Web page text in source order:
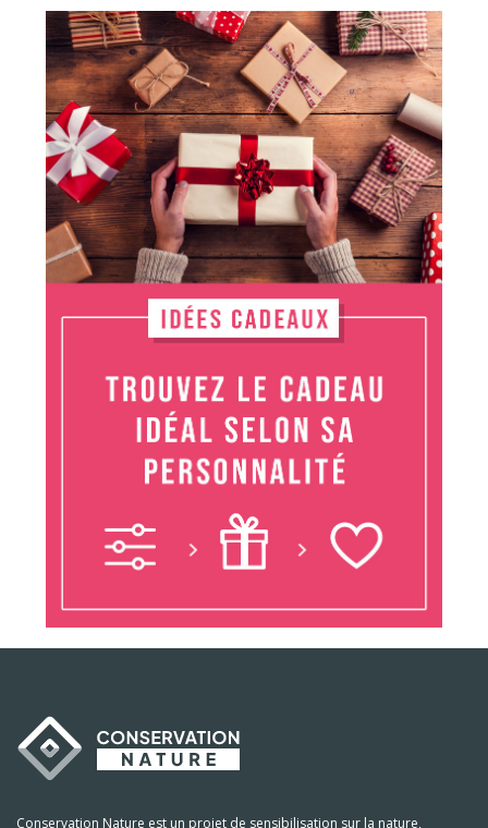
Conservation Nature est un projet de sensibilisation sur la nature,